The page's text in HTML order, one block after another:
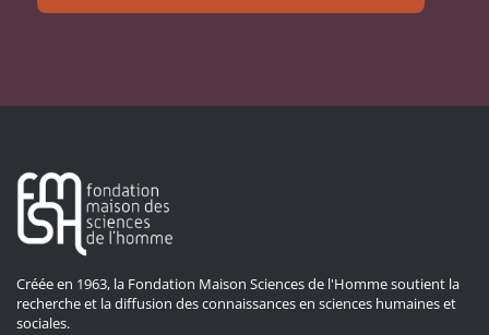
Créée en 1963, la Fondation Maison Sciences de l'Homme soutient la
recherche et la diffusion des connaissances en sciences humaines et
sociales.